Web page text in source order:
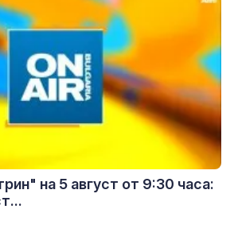
на 5 август от 9:30 часа: